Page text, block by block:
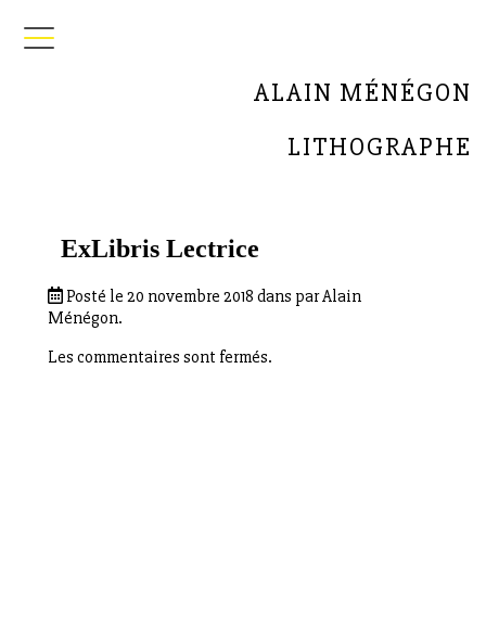
ALAIN MÉNÉGON
LITHOGRAPHE
ExLibris Lectrice
Posté le 20 novembre 2018 dans par Alain
Ménégon.
Les commentaires sont fermés.